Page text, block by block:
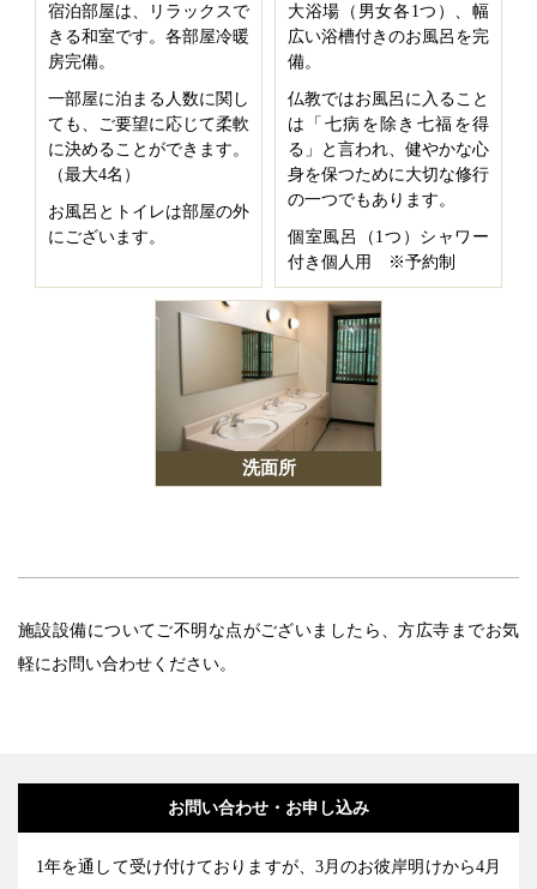
宿泊部屋は、リラックスで
きる和室です。各部屋冷暖
房完備。
一部屋に泊まる人数に関し
ても、ご要望に応じて柔軟
に決めることができます。
（最大4名）
お風呂とトイレは部屋の外
にございます。
大浴場（男女各1つ）、幅
広い浴槽付きのお風呂を完
備。
仏教ではお風呂に入ること
は「七病を除き七福を得
る」と言われ、健やかな心
身を保つために大切な修行
の一つでもあります。
個室風呂（1つ）シャワー
付き個人用 ※予約制
洗面所
施設設備についてご不明な点がございましたら、方広寺までお気
軽にお問い合わせください。
お問い合わせ・お申し込み
1年を通して受け付けておりますが、3月のお彼岸明けから4月